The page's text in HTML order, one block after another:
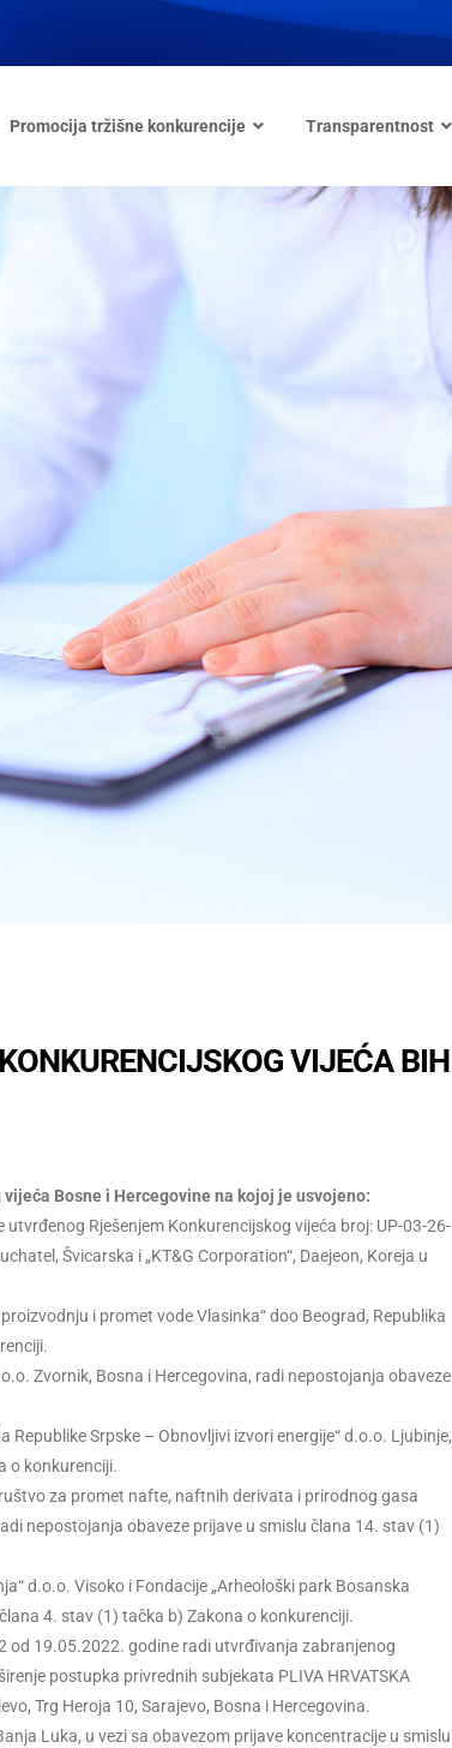
Promocija tržišne konkurencije Transparentnost
VIJEĆA BIH
Bosne i Hercegovine na kojoj je usvojeno:
Rješenjem Konkurencijskog vijeća broj: UP-03-26-
Švicarska i „KT&G Corporation“, Daejeon, Koreja u
i promet vode Vlasinka“ doo Beograd, Republika
Zvornik, Bosna i Hercegovina, radi nepostojanja obaveze
Srpske – Obnovljivi izvori energije“ d.o.o. Ljubinje,
o konkurenciji.
za promet nafte, naftnih derivata i prirodnog gasa
nepostojanja obaveze prijave u smislu člana 14. stav (1)
d.o.o. Visoko i Fondacije „Arheološki park Bosanska
4. stav (1) tačka b) Zakona o konkurenciji.
od 19.05.2022. godine radi utvrđivanja zabranjenog
postupka privrednih subjekata PLIVA HRVATSKA
Trg Heroja 10, Sarajevo, Bosna i Hercegovina.
Luka, u vezi sa obavezom prijave koncentracije u smislu